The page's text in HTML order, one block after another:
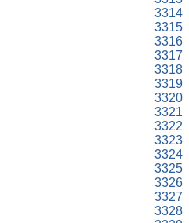
3314
3315
3316
3317
3318
3319
3320
3321
3322
3323
3324
3325
3326
3327
3328